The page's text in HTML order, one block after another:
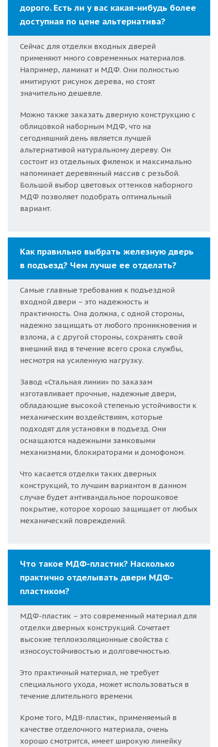
дорого. Есть ли у вас какая-нибудь более
доступная по цене альтернатива?
Сейчас для отделки входных дверей
применяют много современных материалов.
Например, ламинат и МДФ. Они полностью
имитируют рисунок дерева, но стоят
значительно дешевле.
Можно также заказать дверную конструкцию с
облицовкой наборным МДФ, что на
сегодняшний день является лучшей
альтернативой натуральному дереву. Он
состоит из отдельных филенок и максимально
напоминает деревянный массив с резьбой.
Большой выбор цветовых оттенков наборного
МДФ позволяет подобрать оптимальный
вариант.
Как правильно выбрать железную дверь
в подъезд? Чем лучше ее отделать?
Самые главные требования к подъездной
входной двери – это надежность и
практичность. Она должна, с одной стороны,
надежно защищать от любого проникновения и
взлома, а с другой стороны, сохранять свой
внешний вид в течение всего срока службы,
несмотря на усиленную нагрузку.
Завод «Стальная линии» по заказам
изготавливает прочные, надежные двери,
обладающие высокой степенью устойчивости к
механическим воздействиям, которые
подходят для установки в подъезд. Они
оснащаются надежными замковыми
механизмами, блокираторами и домофоном.
Что касается отделки таких дверных
конструкций, то лучшим вариантом в данном
случае будет антивандальное порошковое
покрытие, которое хорошо защищает от любых
механический повреждений.
Что такое МДФ-пластик? Насколько
практично отделывать двери МДФ-
пластиком?
МДФ-пластик – это современный материал для
отделки дверных конструкций. Сочетает
высокие теплоизоляционные свойства с
износоустойчивостью и долговечностью.
Это практичный материал, не требует
специального ухода, может использоваться в
течение длительного времени.
Кроме того, МДВ-пластик, применяемый в
качестве отделочного материала, очень
хорошо смотрится, имеет широкую линейку